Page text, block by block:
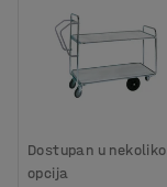
Dostupan u nekoliko
opcija